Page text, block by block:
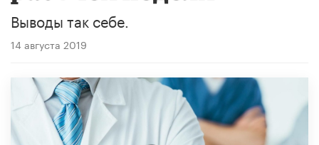
Выводы так себе.
14 августа 2019